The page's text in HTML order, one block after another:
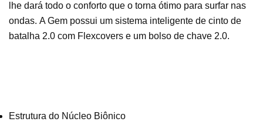
lhe dará todo o conforto que o torna ótimo para surfar nas
ondas. A Gem possui um sistema inteligente de cinto de
batalha 2.0 com Flexcovers e um bolso de chave 2.0.
Estrutura do Núcleo Biônico